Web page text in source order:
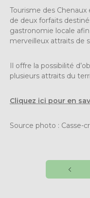
Tourisme des
de deux forfaits
gastronomie locale
merveilleux attraits de
Il offre la possibilité
plusieurs attraits du
Cliquez ici pour en
Source photo : Casse-